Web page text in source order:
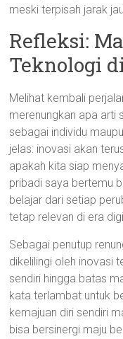
meski terpisah jarak
Refleksi:
Teknologi
Melihat kembali
merenungkan apa arti
sebagai individu
jelas: inovasi akan
apakah kita siap
pribadi saya bertemu
belajar dari setiap
tetap relevan di era
Sebagai penutup
dikelilingi oleh inovasi
sendiri hingga batas
kata terlambat untuk
kemajuan diri sendiri
bisa bersinergi maju